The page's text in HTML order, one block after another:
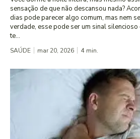
sensação de que não descansou nada?
dias pode parecer algo comum, mas nem
verdade, esse pode ser um sinal
te...
SAÚDE mar 20, 2026 4 min.